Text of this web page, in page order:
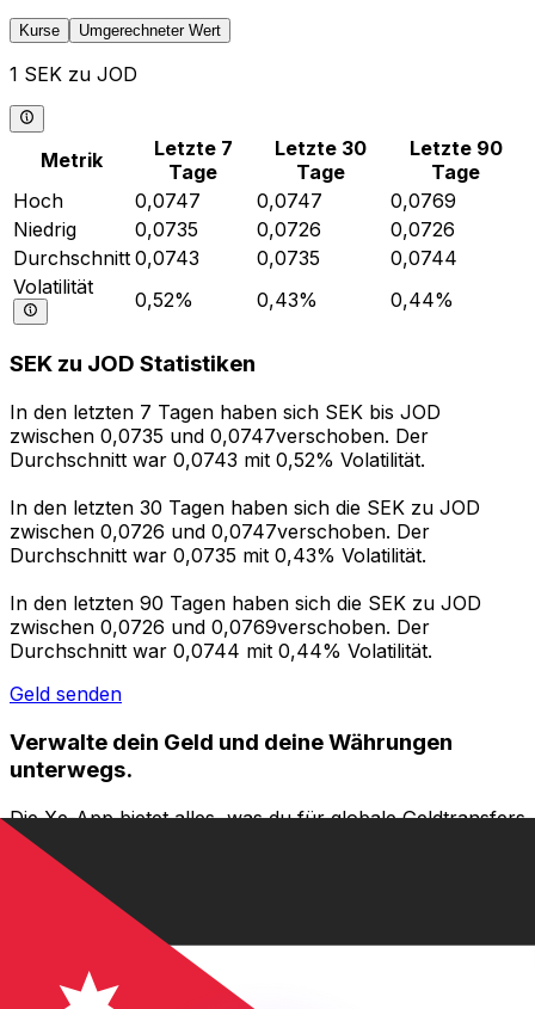
Kurse Umgerechneter Wert
1 SEK zu JOD
Metrik
Letzte 7
Tage
Letzte 30
Tage
Letzte 90
Tage
Hoch
0,0747 0,0747
0,0769
Niedrig
0,0735 0,0726
0,0726
Durchschnitt 0,0743 0,0735
0,0744
Volatilität
0,52% 0,43% 0,44%
SEK zu JOD Statistiken
In den letzten 7 Tagen haben sich SEK bis JOD
zwischen 0,0735 und 0,0747verschoben. Der
Durchschnitt war 0,0743 mit 0,52% Volatilität.
In den letzten 30 Tagen haben sich die SEK zu JOD
zwischen 0,0726 und 0,0747verschoben. Der
Durchschnitt war 0,0735 mit 0,43% Volatilität.
In den letzten 90 Tagen haben sich die SEK zu JOD
zwischen 0,0726 und 0,0769verschoben. Der
Durchschnitt war 0,0744 mit 0,44% Volatilität.
Geld senden
Verwalte dein Geld und deine Währungen
unterwegs.
Die Xe-App bietet alles, was du für globale Geldtransfers
und Währungsmanagement benötigst. Währungen
umrechnen, Kursbenachrichtigungen einrichten und
Geld ins Ausland überweisen, ohne versteckte
Gebühren. Heute herunterladen!